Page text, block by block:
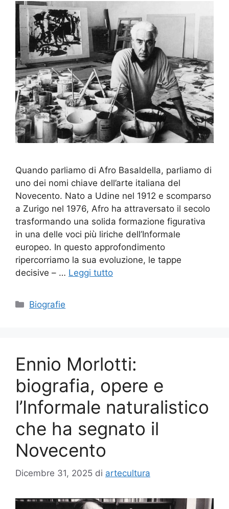
Quando parliamo di Afro Basaldella, parliamo di
uno dei nomi chiave dell’arte italiana del
Novecento. Nato a Udine nel 1912 e scomparso
a Zurigo nel 1976, Afro ha attraversato il secolo
trasformando una solida formazione figurativa
in una delle voci più liriche dell’Informale
europeo. In questo approfondimento
ripercorriamo la sua evoluzione, le tappe
decisive – … Leggi tutto
Categorie
Biografie
Ennio Morlotti:
biografia, opere e
l’Informale naturalistico
che ha segnato il
Novecento
Dicembre 31, 2025 di artecultura